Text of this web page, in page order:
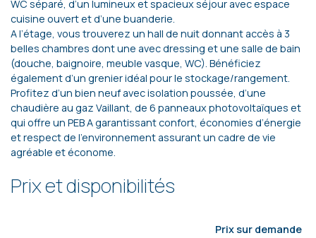
WC séparé, d’un lumineux et spacieux séjour avec espace
cuisine ouvert et d’une buanderie.
A l’étage, vous trouverez un hall de nuit donnant accès à 3
belles chambres dont une avec dressing et une salle de bain
(douche, baignoire, meuble vasque, WC). Bénéficiez
également d’un grenier idéal pour le stockage/rangement.
Profitez d’un bien neuf avec isolation poussée, d’une
chaudière au gaz Vaillant, de 6 panneaux photovoltaïques et
qui offre un PEB A garantissant confort, économies d’énergie
et respect de l’environnement assurant un cadre de vie
agréable et économe.
Prix et disponibilités
Prix sur demande